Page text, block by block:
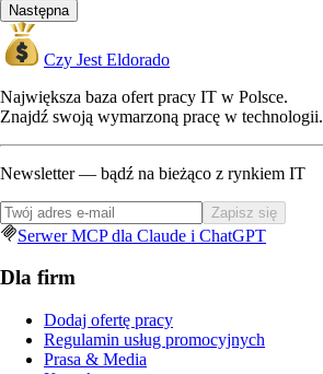
Następna
Czy Jest Eldorado
Największa baza ofert pracy IT w Polsce.
Znajdź swoją wymarzoną pracę w technologii.
Newsletter — bądź na bieżąco z rynkiem IT
Zapisz się
Serwer MCP dla Claude i ChatGPT
Dla firm
Dodaj ofertę pracy
Regulamin usług promocyjnych
Prasa & Media